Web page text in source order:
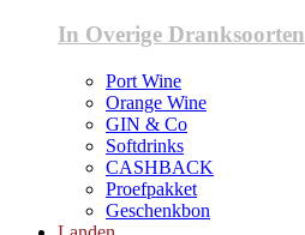
In Overige Dranksoorten
Port Wine
Orange Wine
GIN & Co
Softdrinks
CASHBACK
Proefpakket
Geschenkbon